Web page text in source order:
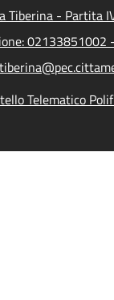
Tiberina - Partita
02133851002
Telematico